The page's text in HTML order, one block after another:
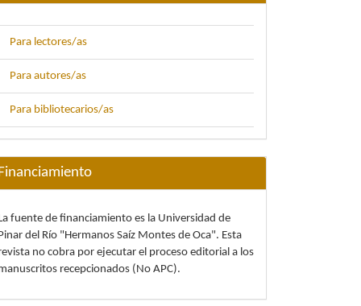
Para lectores/as
Para autores/as
Para bibliotecarios/as
Financiamiento
fuente de financiamiento es la Universidad de
del Río "Hermanos Saíz Montes de Oca". Esta
no cobra por ejecutar el proceso editorial a los
recepcionados (No APC).